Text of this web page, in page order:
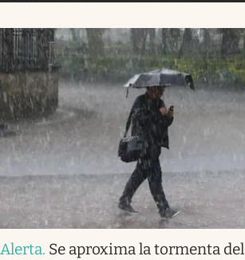
Alerta. Se aproxima la tormenta